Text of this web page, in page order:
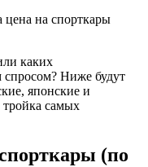
цена на спорткары
каких
спросом? Ниже будут
японские и
тройка самых
(по